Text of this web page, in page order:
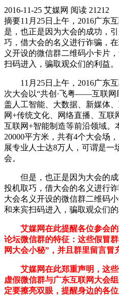
2016-11-25 艾媒网 阅读 21212
摘要11月25日上午，2016广东
是，也正是因为大会的成功，
巧，借大会的名义进行诈骗，
义开设的微信群二维码小卡片
扫码进入，骗取观众们的利益。
11月25日上午，2016广东互
次大会以“共创·飞粤——互联网
盖人工智能、大数据、新媒体
网+传统文化、网络直播、互联
互联网+智能制造等前沿领域。
20000平方米，共有4个大会场
展专业人士达8万人，可谓是一
会。
但是，也正是因为大会的成
投机取巧，借大会的名义进行
大会名义开设的微信群二维码
和来宾扫码进入，骗取观众们的
艾媒网在此提醒各位参会
论坛微信群的特征：这些假冒
网大会小秘”，并且群里留言冒
艾媒网在此郑重声明，这些
虚假微信群与广东互联网大会
定要擦亮双眼，提醒身边的各